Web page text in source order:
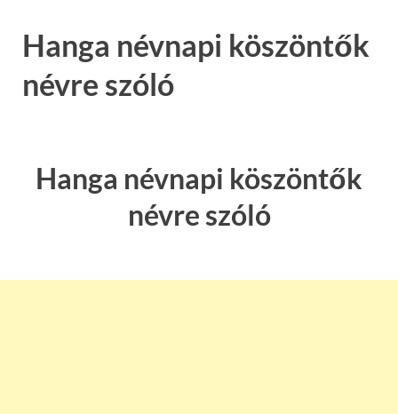
Hanga névnapi köszöntők
névre szóló
Hanga névnapi köszöntők
névre szóló